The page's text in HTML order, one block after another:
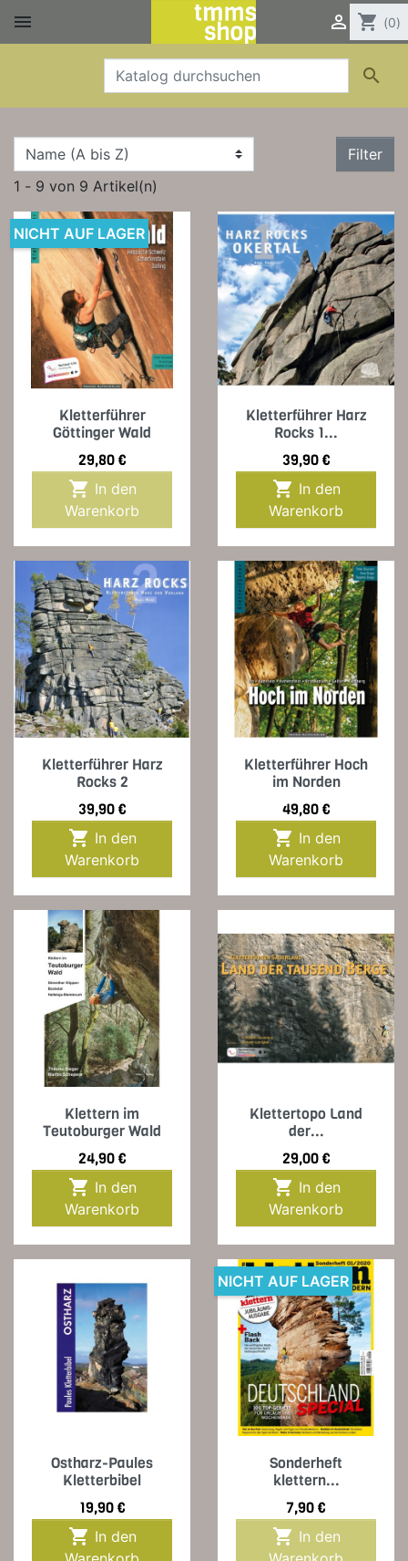
  shopping_cart (0)

Filter
1 - 9 von 9 Artikel(n)
Kletterführer
Göttinger Wald
Preis
29,80 €

Warenkorb
NICHT AUF LAGER
Kletterführer Harz
Rocks 1...
Preis
39,90 €

Warenkorb
Kletterführer Harz
Rocks 2
Preis
39,90 €

Warenkorb
Kletterführer Hoch
im Norden
Preis
49,80 €

Warenkorb
Klettern im
Teutoburger Wald
Preis
24,90 €

Warenkorb
Klettertopo Land
der...
Preis
29,00 €

Warenkorb
Ostharz-Paules
Kletterbibel
Preis
19,90 €

Sonderheft
klettern...
Preis
7,90 €

NICHT AUF LAGER